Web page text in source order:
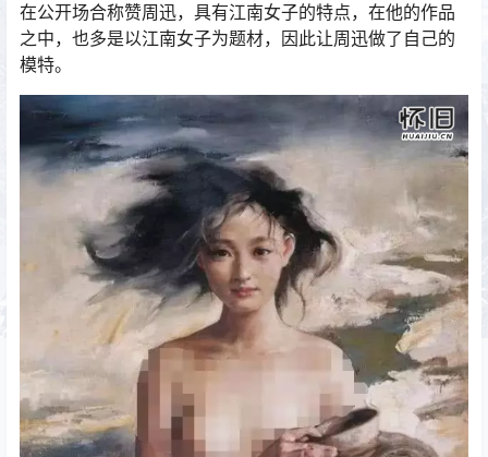
在公开场合称赞周迅，具有江南女子的特点，在他的作品
之中，也多是以江南女子为题材，因此让周迅做了自己的
模特。